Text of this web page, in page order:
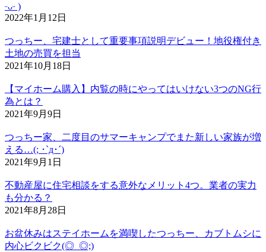
ᵕᴗᵕ )
2022年1月12日
つっちー、宅建士として重要事項説明デビュー！地役権付き
土地の売買を担当
2021年10月18日
【マイホーム購入】内覧の時にやってはいけない3つのNG行
為とは？
2021年9月9日
つっちー家、二度目のサマーキャンプでまた新しい家族が増
える…(; ･`д･´)
2021年9月1日
不動産屋に住宅相談をする意外なメリット4つ。業者の実力
も分かる？
2021年8月28日
お盆休みはステイホームを満喫したつっちー、カブトムシに
内心ビクビク(◎_◎;)